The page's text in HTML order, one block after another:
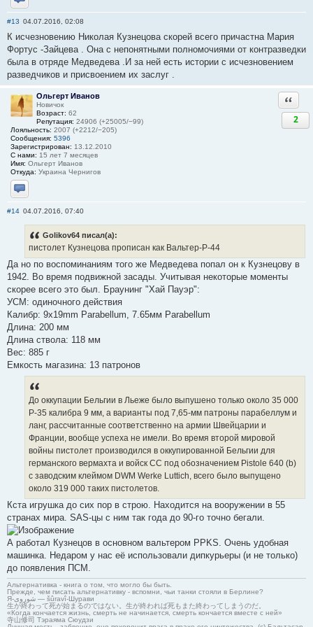
Отправить личное сообщение
#13 04.07.2016, 02:08
К исчезновению Николая Кузнецова скорей всего причастна Мария
Фортус -Зайцева . Она с непонятными полномочиями от контразведки
была в отряде Медведева .И за ней есть истории с исчезновением
разведчиков и присвоением их заслуг .
Ольгерт Иванов
Новичок
Возраст: 62
Репутация: 24906 (+25005/−99)
Лояльность: 2007 (+2212/−205)
Сообщения: 5396
Зарегистрирован: 13.12.2010
С нами: 15 лет 7 месяцев
Имя: Ольгерт Иванов
Откуда: Украина Чернигов
Отправить личное сообщение
2
#14 04.07.2016, 07:40
Golikov64 писал(а):
пистолет Кузнецова прописан как Вальтер-Р-44
Да но по воспоминаниям того же Медведева попал он к Кузнецову в
1942. Во время подвижной засады. Учитывая некоторые моменты
скорее всего это был. Браунинг "Хай Пауэр":
УСМ: одиночного действия
Калибр: 9x19mm Parabellum, 7.65мм Parabellum
Длина: 200 мм
Длина ствола: 118 мм
Вес: 885 г
Емкость магазина: 13 патронов
До оккупации Бельгии в Льеже было выпушено только около 35 000
Р-35 калибра 9 мм, а варианты под 7,65-мм патроны парабеллум и
ланг, рассчитанные соответственно на армии Швейцарии и
Франции, вообще успеха не имели. Во время второй мировой
войны пистолет производился в оккупированной Бельгии для
германского вермахта и войск СС под обозначением Pistole 640 (b)
с заводским клеймом DWM Werke Luttich, всего было выпущено
около 319 000 таких пистолетов.
Кста игрушка до сих пор в строю. Находится на вооружении в 55
странах мира. SAS-цы с ним так года до 90-го точно бегали.
А работал Кузнецов в основном вальтером PPKS. Очень удобная
машинка. Недаром у нас её использовали дипкурьеры (и не только)
до появления ПСМ.
Альтернативка - книга о том, что могло бы быть.
Прежде, чем писать альтернативку - вспомни, чьи танки стояли в Берлине?
Я-شوروی — šûravî-Шурави
生が終わって死が始まるのではない。生が終われば死もまた終わってしまうのだ。
«Когда кончается жизнь, смерть не начинается, смерть кончается вместе с ней»
寺山修司 Тэраяма Сюудзи